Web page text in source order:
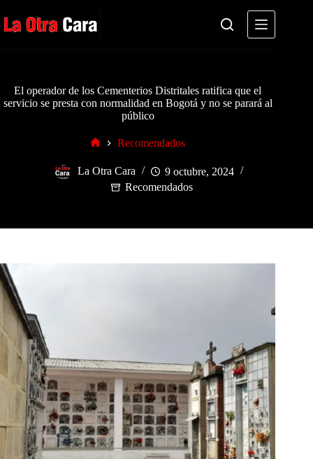
al
contenido
El operador de los Cementerios Distritales ratifica que el
servicio se presta con normalidad en Bogotá y no se parará al
público
Recomendados
La Otra Cara
9 octubre, 2024
Recomendados